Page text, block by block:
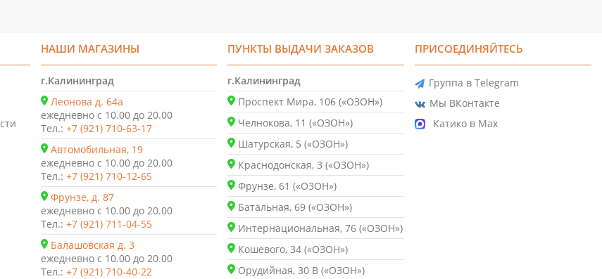
НАШИ МАГАЗИНЫ
г.Калининград
Леонова д. 64а
ежедневно с 10.00 до 20.00
Тел.: +7 (921) 710-63-17
Автомобильная, 19
ежедневно с 10.00 до 20.00
Тел.: +7 (921) 710-12-65
Фрунзе, д. 87
ежедневно с 10.00 до 20.00
Тел.: +7 (921) 711-04-55
Балашовская д. 3
ежедневно с 10.00 до 20.00
Тел.: +7 (921) 710-40-22
ПУНКТЫ ВЫДАЧИ ЗАКАЗОВ
г.Калининград
Проспект Мира, 106 («ОЗОН»)
Челнокова, 11 («ОЗОН»)
Шатурская, 5 («ОЗОН»)
Краснодонская, 3 («ОЗОН»)
Фрунзе, 61 («ОЗОН»)
Батальная, 69 («ОЗОН»)
Интернациональная, 76 («ОЗОН»)
Кошевого, 34 («ОЗОН»)
Орудийная, 30 В («ОЗОН»)
ПРИСОЕДИНЯЙТЕСЬ
Группа в Telegram
Мы ВКонтакте
Катико в Max